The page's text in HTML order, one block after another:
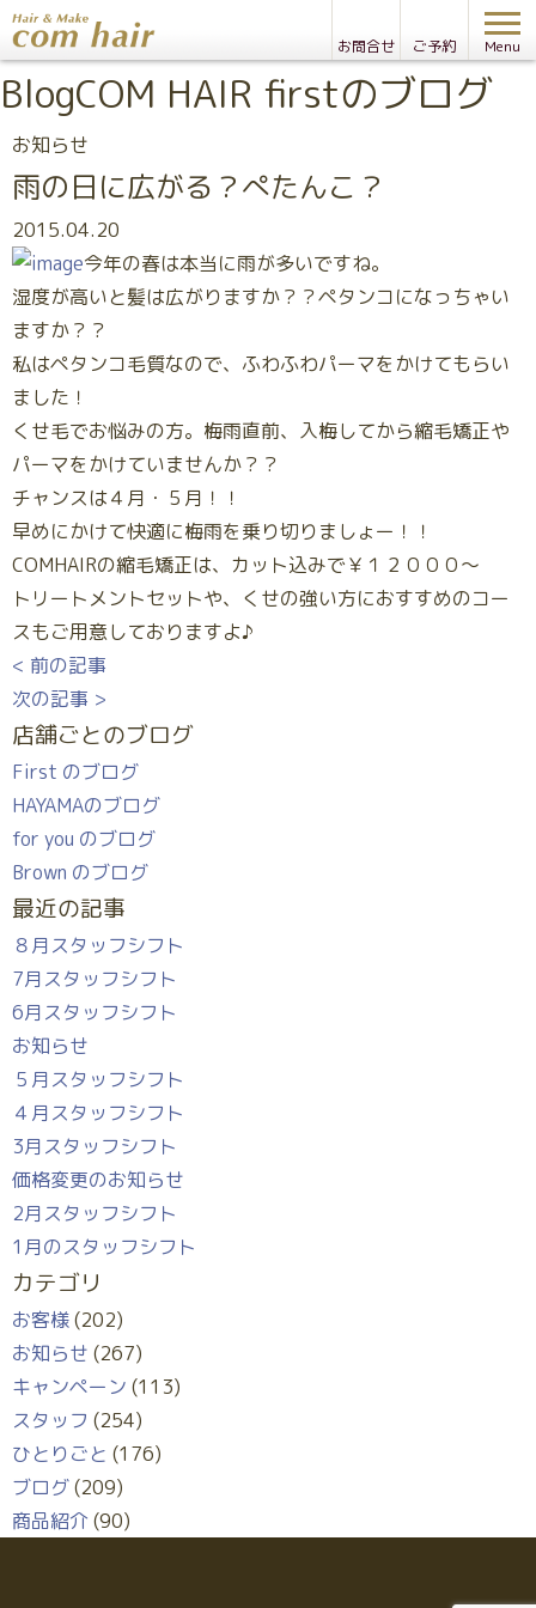
お問合せ ご予約 Menu
BlogCOM HAIR firstのブログ
お知らせ
雨の日に広がる？ぺたんこ？
2015.04.20
今年の春は本当に雨が多いですね。
湿度が高いと髪は広がりますか？？ペタンコになっちゃい
ますか？？
私はペタンコ毛質なので、ふわふわパーマをかけてもらい
ました！
くせ毛でお悩みの方。梅雨直前、入梅してから縮毛矯正や
パーマをかけていませんか？？
チャンスは４月・５月！！
早めにかけて快適に梅雨を乗り切りましょー！！
COMHAIRの縮毛矯正は、カット込みで￥１２０００～
トリートメントセットや、くせの強い方におすすめのコー
スもご用意しておりますよ♪
< 前の記事
次の記事 >
店舗ごとのブログ
First のブログ
HAYAMAのブログ
for you のブログ
Brown のブログ
最近の記事
８月スタッフシフト
7月スタッフシフト
6月スタッフシフト
お知らせ
５月スタッフシフト
４月スタッフシフト
3月スタッフシフト
価格変更のお知らせ
2月スタッフシフト
1月のスタッフシフト
カテゴリ
お客様(202)
お知らせ (267)
キャンペーン (113)
スタッフ (254)
ひとりごと (176)
ブログ(209)
商品紹介 (90)